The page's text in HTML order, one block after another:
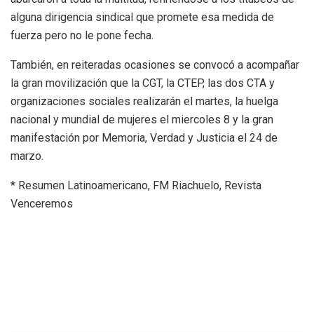
alguna dirigencia sindical que promete esa medida de
fuerza pero no le pone fecha.
También, en reiteradas ocasiones se convocó a acompañar
la gran movilización que la CGT, la CTEP, las dos CTA y
organizaciones sociales realizarán el martes, la huelga
nacional y mundial de mujeres el miercoles 8 y la gran
manifestación por Memoria, Verdad y Justicia el 24 de
marzo.
* Resumen Latinoamericano, FM Riachuelo, Revista
Venceremos